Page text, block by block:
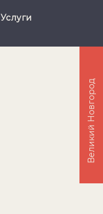
Услуги
Великий Новгород